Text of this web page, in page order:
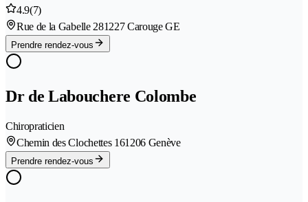
4.9(7)
Rue de la Gabelle 281227 Carouge GE
Prendre rendez-vous
Dr de Labouchere Colombe
Chiropraticien
Chemin des Clochettes 161206 Genève
Prendre rendez-vous